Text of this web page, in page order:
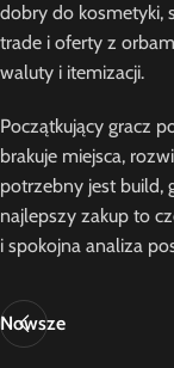
dobry do kosmetyki,
trade i oferty z
waluty i itemizacji.
Początkujący gracz
brakuje miejsca,
potrzebny jest build,
najlepszy zakup to
i spokojna analiza
Nowsze